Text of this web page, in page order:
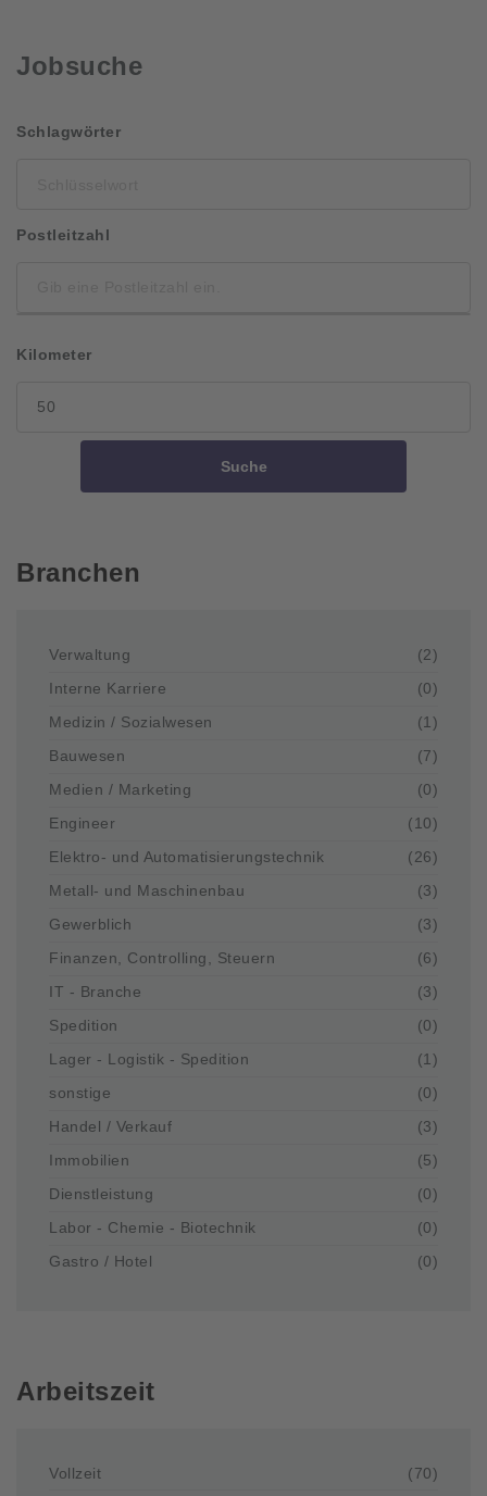
Jobsuche
SchlagwörterSchlüsselwort
Postleitzahl
Kilometer
Suche
Branchen
Verwaltung
(2)
Interne Karriere
(0)
Medizin / Sozialwesen
(1)
Bauwesen
(7)
Medien / Marketing
(0)
Engineer
(10)
Elektro- und Automatisierungstechnik
(26)
Metall- und Maschinenbau
(3)
Gewerblich
(3)
Finanzen, Controlling, Steuern
(6)
IT - Branche
(3)
Spedition
(0)
Lager - Logistik - Spedition
(1)
sonstige
(0)
Handel / Verkauf
(3)
Immobilien
(5)
Dienstleistung
(0)
Labor - Chemie - Biotechnik
(0)
Gastro / Hotel
(0)
Arbeitszeit
Vollzeit
(70)